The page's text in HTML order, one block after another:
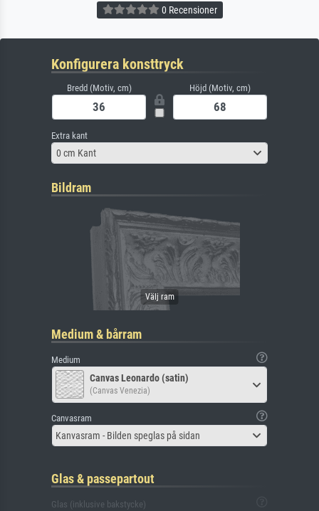
0 Recensioner
Konfigurera konsttryck
Bredd (Motiv, cm) Höjd (Motiv, cm)
Extra kant
0 cm Kant
Bildram
Medium & bårram
Medium
Canvas Leonardo (satin)
(Canvas Venezia)
Canvasram
Kanvasram - Bilden speglas på sidan
Glas & passepartout
Glas (inklusive bakstycke)